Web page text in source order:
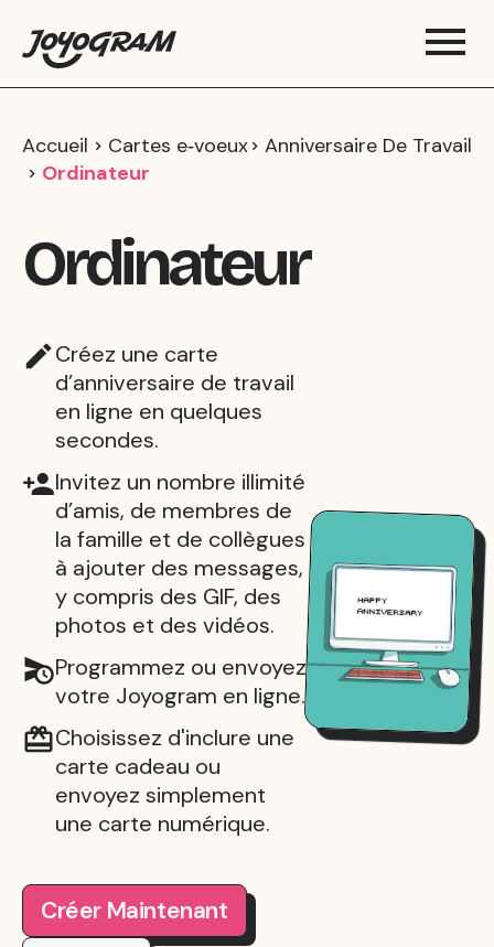
Accueil Cartes e‑voeux
Anniversaire De Travail
Ordinateur
Ordinateur
Créez une carte
d’anniversaire de travail
en ligne en quelques
secondes.
Invitez un nombre illimité
d’amis, de membres de
la famille et de collègues
à ajouter des messages,
y compris des GIF, des
photos et des vidéos.
Programmez ou envoyez
votre Joyogram en ligne.
Choisissez d'inclure une
carte cadeau ou
envoyez simplement
une carte numérique.
Créer Maintenant